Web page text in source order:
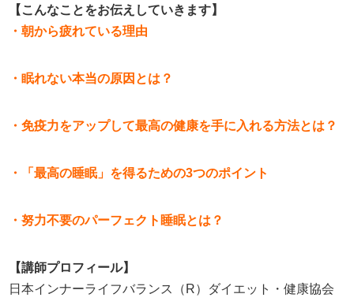
【こんなことをお伝えしていきます】
・朝から疲れている理由
・眠れない本当の原因とは？
・免疫力をアップして最高の健康を手に入れる方法とは？
・「最高の睡眠」を得るための3つのポイント
・努力不要のパーフェクト睡眠とは？
【講師プロフィール】
日本インナーライフバランス（ R）ダイエット・健康協会